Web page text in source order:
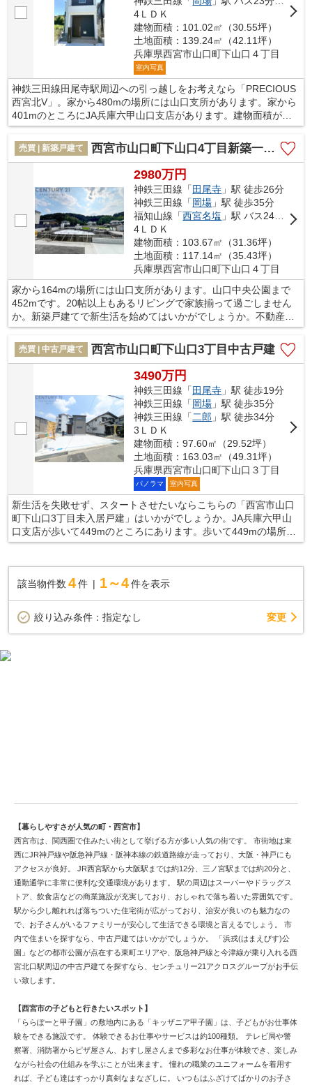
4ＬＤＫ
建物面積：101.02㎡（30.55坪）
土地面積：139.24㎡（42.11坪）
兵庫県西宮市山口町下山口４丁目
室内写真
神鉄三田線田尾寺駅周辺への引っ越しをお考えなら「PRECIOUS
西宮北V」。家から480mの場所には山口支所があります。家から
401mのところにJA兵庫六甲山口支店があります。建物面積が
101.02平米以上ある物件でゆったりと生活したい方にいかがでし
ょうか。これからの生活を、今までよりも快適なものにしません
か。まずはお住まいをよりよいものにしていきましょう。ぜひ当
社での不動産探しをご検討ください。
売買 | 新築戸建て 西宮市山口町下山口4丁目新築一戸建て
2980万円
神鉄三田線「 田尾寺 」駅 徒歩26分
神鉄三田線「岡場 」駅 徒歩35分
福知山線「西宮名塩 」駅 バス24分 「下山口（西宮市）」 停歩3分
4ＬＤＫ
建物面積：103.67㎡（31.36坪）
土地面積：117.14㎡（35.43坪）
兵庫県西宮市山口町下山口４丁目
家から164mの場所には山口支所があります。山口中央公園まで
452mです。20帖以上もあるリビングで家族揃って過ごしません
か。新築戸建てで新生活を始めてはいかがでしょうか。不動産を
求める上で、何かご不明な点などございましたら、お気軽にご質
問ください。不動産購入で失敗をしないためにも、気になること
は全て解決しておきましょう。
売買 | 中古戸建て 西宮市山口町下山口3丁目中古戸建
3490万円
神鉄三田線「田尾寺 」駅 徒歩19分
神鉄三田線「岡場 」駅 徒歩35分
神鉄三田線「二郎 」駅 徒歩34分
3ＬＤＫ
建物面積：97.60㎡（29.52坪）
土地面積：163.03㎡（49.31坪）
兵庫県西宮市山口町下山口３丁目
パノラマ 室内写真
新生活を失敗せず、スタートさせたいならこちらの「西宮市山口
町下山口3丁目未入居戸建」はいかがでしょうか。JA兵庫六甲山
口支店が歩いて449mのところにあります。歩いて449mの場所
に、JA兵庫六甲 農協市場館 彩菜やまぐちがあります。TVインタ
にお任せ下さい。お客様のご希望に適った不動産をお探しいたし
ます。ぜひ当社の利用をご検討くださいませ。お問い合わせをお
該当物件数 4件 1～4 件を表示
絞り込み条件： 指定なし 変更
【暮らしやすさが人気の町・西宮市】
西宮市は、関西圏で住みたい街として挙げる方が多い人気の街です。 市街地は東
西にJR神戸線や阪急神戸線・阪神本線の鉄道路線が走っており、大阪・神戸にも
アクセスが良好。 JR西宮駅から大阪駅までは約12分、三ノ宮駅までは約20分と、
通勤通学に非常に便利な交通環境があります。 駅の周辺はスーパーやドラッグス
トア、飲食店などの商業施設が充実しており、おしゃれで落ち着いた雰囲気です。
駅から少し離れれば落ちついた住宅街が広がっており、治安が良いのも魅力なの
で、お子さんがいるファミリーが安心して生活できる環境と言えるでしょう。 市
内で住まいを探すなら、中古戸建てはいかがでしょうか。 「浜戎(はまえびす)公
園」などの都市公園が点在する東町エリアや、阪急神戸線と今津線が乗り入れる西
宮北口駅周辺の中古戸建てを探すなら、センチュリー21アクロスグループがお手伝
い致します。
【西宮市の子どもと行きたいスポット】
「ららぽーと甲子園」の敷地内にある「キッザニア甲子園」は、子どもがお仕事体
験をできる施設です。 体験できるお仕事やサービスは約100種類。 テレビ局や警
察署、消防署からピザ屋さん、おすし屋さんまで多彩なお仕事が体験でき、楽しみ
ながら社会の仕組みを学ぶことが出来ます。 憧れの職業のユニフォームを着用す
れば、子ども達はすっかり真剣なまなざしに。 いつもはふざけてばかりのお子さ